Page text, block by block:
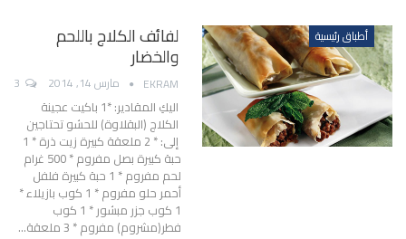
أطباق رئيسية لفائف الكلاج باللحم
والخضار
EKRAM مارس 14, 2014
اليكِ المقادير: *1 باكيت عجينة
الكلاج (البقلاوة) للحشو تحتاجين
إلى: * 2 ملعقة كبيرة زيت ذرة * 1
حبة كبيرة بصل مفروم * 500 غرام
لحم مفروم * 1 حبة كبيرة فلفل
أحمر حلو مفروم * 1 كوب بازيلاء *
1 كوب جزر مبشور * 1 كوب
فطر(مشروم) مفروم * 3 ملعقة…